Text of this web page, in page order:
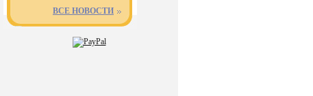
ВСЕ НОВОСТИ